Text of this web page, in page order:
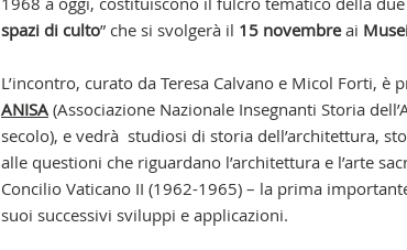
spazi di culto” che si svolgerà il 15 novembreai
L’incontro, curato da Teresa Calvano e Micol Forti,
ANISA(Associazione Nazionale Insegnanti Storia
secolo), e vedrà studiosi di storia dell’architettura,
alle questioni che riguardano l’architettura e l’arte
Concilio Vaticano II (1962-1965) – la prima
suoi successivi sviluppi e applicazioni.